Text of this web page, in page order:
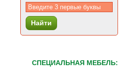
Найти
СПЕЦИАЛЬНАЯ МЕБЕЛЬ: